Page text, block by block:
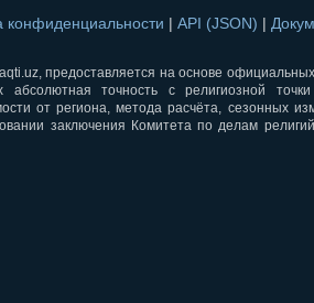
конфиденциальности | API (JSON) |
предоставляется на основе
точность с религиозной
от региона, метода расчёта, сезонных
заключения Комитета по делам